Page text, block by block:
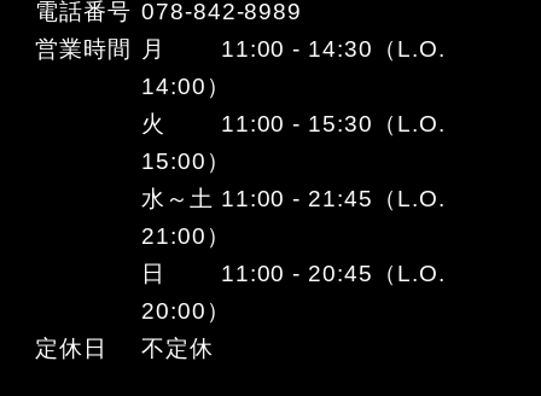
電話番号 078-842-8989
営業時間
月 11:00 - 14:30（L.O.
14:00）
火 11:00 - 15:30（L.O.
15:00）
水～土 11:00 - 21:45（L.O.
21:00）
日 11:00 - 20:45（L.O.
20:00）
定休日
不定休